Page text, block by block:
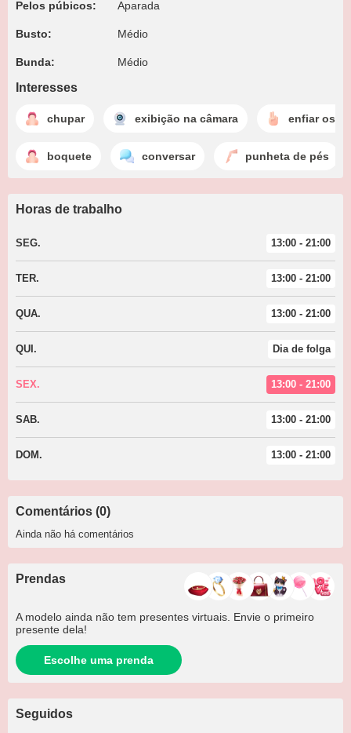
Pelos púbicos: Aparada
Busto: Médio
Bunda: Médio
Interesses
chupar exibição na câmara enfiar os
boquete conversar punheta de pés
Horas de trabalho
SEG. 13:00 - 21:00
TER. 13:00 - 21:00
QUA. 13:00 - 21:00
QUI. Dia de folga
SEX. 13:00 - 21:00
SAB. 13:00 - 21:00
DOM. 13:00 - 21:00
Comentários (0)
Ainda não há comentários
Prendas
A modelo ainda não tem presentes virtuais. Envie o primeiro
presente dela!
Escolhe uma prenda
Seguidos